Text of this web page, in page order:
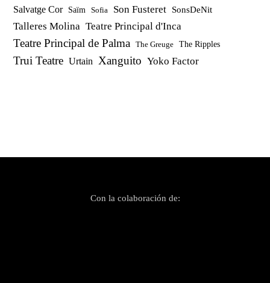
Salvatge Cor Saïm Sofia Son Fusteret SonsDeNit
Talleres Molina Teatre Principal d'Inca
Teatre Principal de Palma The Greuge The Ripples
Trui Teatre Urtain Xanguito Yoko Factor
Con la colaboración de: